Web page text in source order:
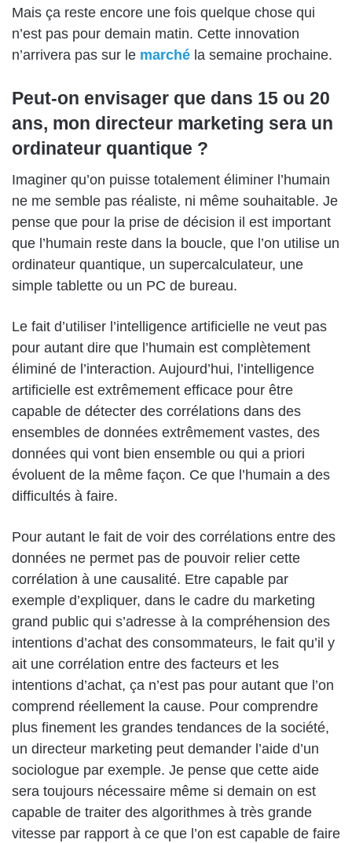
Mais ça reste encore une fois quelque chose qui
n’est pas pour demain matin. Cette innovation
n’arrivera pas sur le marché la semaine prochaine.
Peut-on envisager que dans 15 ou 20
ans, mon directeur marketing sera un
ordinateur quantique ?
Imaginer qu’on puisse totalement éliminer l’humain
ne me semble pas réaliste, ni même souhaitable. Je
pense que pour la prise de décision il est important
que l’humain reste dans la boucle, que l’on utilise un
ordinateur quantique, un supercalculateur, une
simple tablette ou un PC de bureau.
Le fait d’utiliser l’intelligence artificielle ne veut pas
pour autant dire que l’humain est complètement
éliminé de l’interaction. Aujourd’hui, l’intelligence
artificielle est extrêmement efficace pour être
capable de détecter des corrélations dans des
ensembles de données extrêmement vastes, des
données qui vont bien ensemble ou qui a priori
évoluent de la même façon. Ce que l’humain a des
difficultés à faire.
Pour autant le fait de voir des corrélations entre des
données ne permet pas de pouvoir relier cette
corrélation à une causalité. Etre capable par
exemple d’expliquer, dans le cadre du marketing
grand public qui s’adresse à la compréhension des
intentions d’achat des consommateurs, le fait qu’il y
ait une corrélation entre des facteurs et les
intentions d’achat, ça n’est pas pour autant que l’on
comprend réellement la cause. Pour comprendre
plus finement les grandes tendances de la société,
un directeur marketing peut demander l’aide d’un
sociologue par exemple. Je pense que cette aide
sera toujours nécessaire même si demain on est
capable de traiter des algorithmes à très grande
vitesse par rapport à ce que l’on est capable de faire